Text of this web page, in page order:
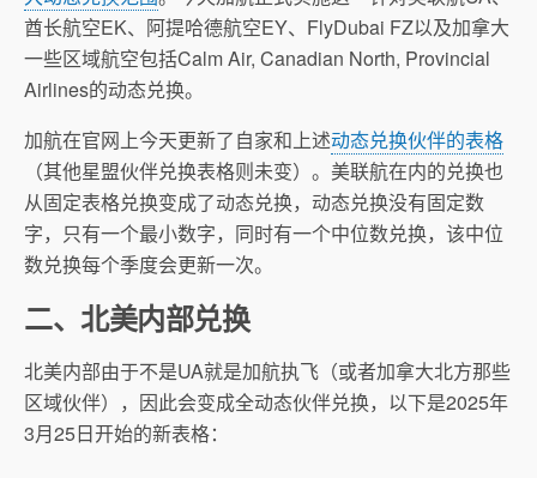
酋长航空EK、阿提哈德航空EY、FlyDubai FZ以及加拿大
一些区域航空包括Calm Air, Canadian North, Provincial
Airlines的动态兑换。
加航在官网上今天更新了自家和上述动态兑换伙伴的表格
（其他星盟伙伴兑换表格则未变）。美联航在内的兑换也
从固定表格兑换变成了动态兑换，动态兑换没有固定数
字，只有一个最小数字，同时有一个中位数兑换，该中位
数兑换每个季度会更新一次。
二、北美内部兑换
北美内部由于不是UA就是加航执飞（或者加拿大北方那些
区域伙伴），因此会变成全动态伙伴兑换，以下是2025年
3月25日开始的新表格：